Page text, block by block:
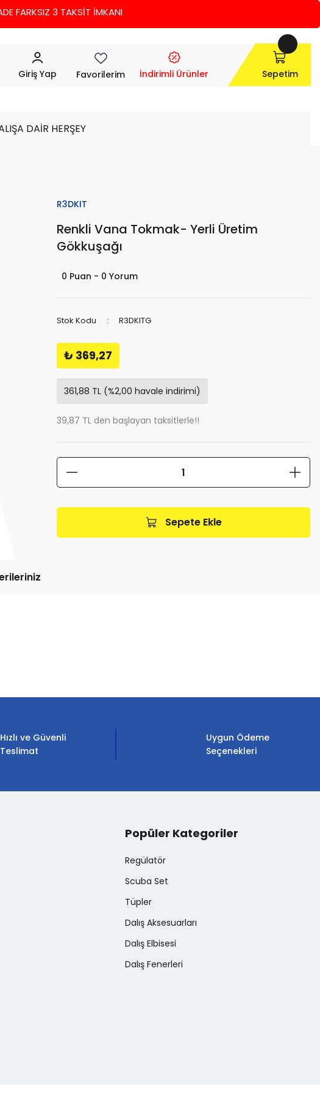
FARKSIZ 3 TAKSİT İMKANI
Giriş Yap Favorilerim İndirimli Ürünler Sepetim
DAİR HERŞEY
R3DKIT
Renkli Vana Tokmak- Yerli Üretim
Gökkuşağı
0 Puan - 0 Yorum
Stok Kodu R3DKITG
₺ 369,27
361,88 TL (%2,00 havale indirimi)
39,87 TL den başlayan taksitlerle!!
Sepete Ekle
Hızlı ve Güvenli
Teslimat
Uygun Ödeme
Seçenekleri
Popüler Kategoriler
Regülatör
Scuba Set
Tüpler
Dalış Aksesuarları
Dalış Elbisesi
Dalış Fenerleri